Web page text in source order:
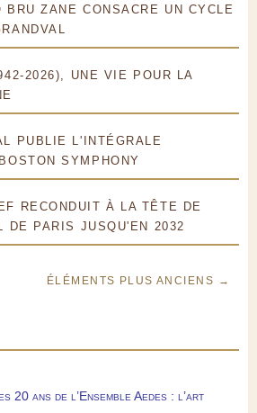
ZANE CONSACRE UN CYCLE
2026), UNE VIE POUR LA
PUBLIE L'INTÉGRALE
SYMPHONY
RECONDUIT À LA TÊTE DE
DE PARIS JUSQU'EN 2032
ÉLÉMENTS PLUS ANCIENS →
20 ans de l’Ensemble Aedes : l’art